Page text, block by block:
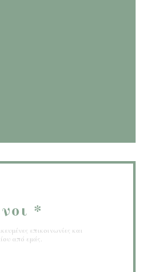
*
επικοινωνίες και
από εμάς.